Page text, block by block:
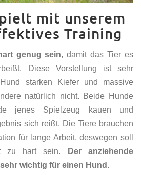
mit unserem
Training
genug sein, damit das Tier es
Diese Vorstellung ist sehr
starken Kiefer und massive
natürlich nicht. Beide Hunde
jenes Spielzeug kauen und
sich reißt. Die Tiere brauchen
für lange Arbeit, deswegen soll
zu hart sein.
Der anziehende
wichtig für einen Hund.